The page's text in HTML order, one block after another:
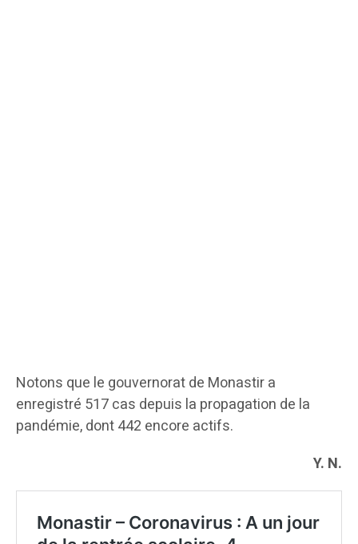
Notons que le gouvernorat de Monastir a
enregistré 517 cas depuis la propagation de la
pandémie, dont 442 encore actifs.
Y. N.